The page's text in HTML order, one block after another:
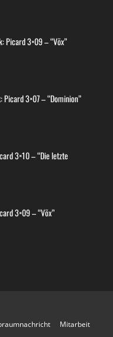
Picard 3×09 – “Võx”
3×07 – “Dominion”
3×10 – “Die letzte
3×09 – “Võx”
Mitarbeit